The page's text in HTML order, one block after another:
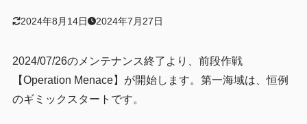
2024年8月14日 2024年7月27日
2024/07/26のメンテナンス終了より、前段作戦
【Operation Menace】が開始します。第一海域は、恒例
のギミックスタートです。
2.3.1 特効艦
2.3.3 装備特効